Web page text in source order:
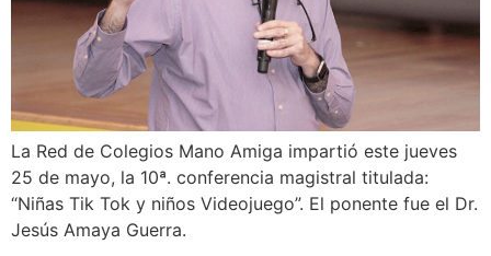
La Red de Colegios Mano Amiga impartió este jueves
25 de mayo, la 10ª. conferencia magistral titulada:
“Niñas Tik Tok y niños Videojuego”. El ponente fue el Dr.
Jesús Amaya Guerra.